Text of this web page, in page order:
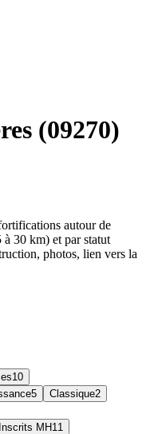
(09270)
autour de
30 km) et par statut
photos, lien vers la
10
5 Classique2
Inscrits MH11